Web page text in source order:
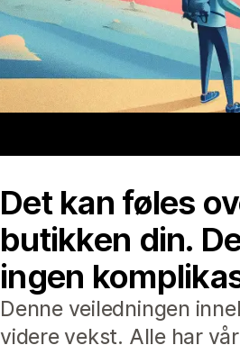
Det kan føles
butikken din.
ingen
Denne veiledningen
videre vekst. Alle har